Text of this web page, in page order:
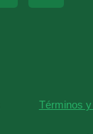
Términos